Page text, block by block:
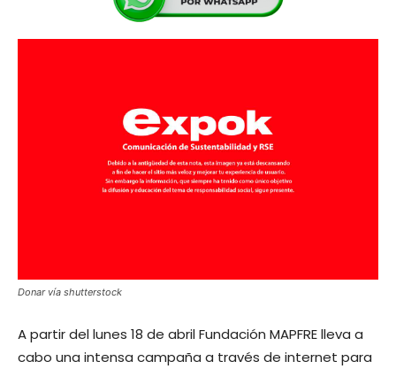
Donar vía shutterstock
A partir del lunes 18 de abril Fundación MAPFRE lleva a
cabo una intensa campaña a través de internet para